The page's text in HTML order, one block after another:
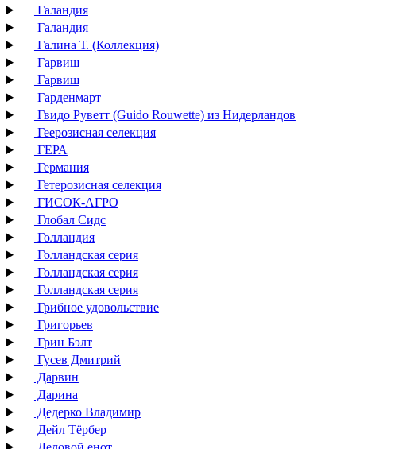
Галандия
Галандия
Галина Т. (Коллекция)
Гарвиш
Гарвиш
Гарденмарт
Гвидо Руветт (Guido Rouwette) из Нидерландов
Геерозисная селекция
ГЕРА
Германия
Гетерозисная селекция
ГИСОК-АГРО
Глобал Сидс
Голландия
Голландская серия
Голландская серия
Голландская серия
Грибное удовольствие
Григорьев
Грин Бэлт
Гусев Дмитрий
Дарвин
Дарина
Дедерко Владимир
Дейл Тёрбер